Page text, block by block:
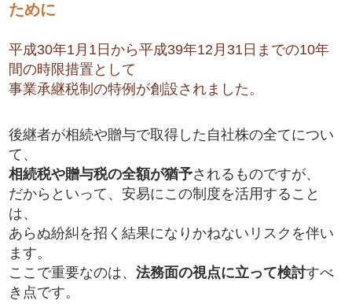
ために
平成30年1月1日から平成39年12月31日までの10年
間の時限措置として
事業承継税制の特例が創設されました。
後継者が相続や贈与で取得した自社株の全てについ
て、
相続税や贈与税の全額が猶予されるものですが、
だからといって、安易にこの制度を活用すること
は、
あらぬ紛糾を招く結果になりかねないリスクを伴い
ます。
ここで重要なのは、法務面の視点に立って検討すべ
き点です。